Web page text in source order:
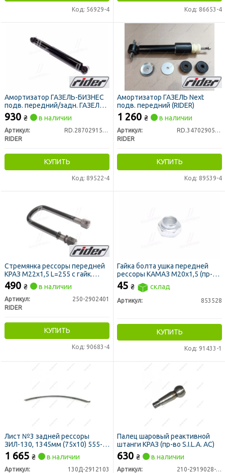
Код: 56929-4 Код: 86653-4
Амортизатор ГАЗЕЛЬ-БИЗНЕС
подв. передний/задн. ГАЗЕЛЬ
Next задн. (RIDER)
930 ₴ в наличии
Артикул:
RD.28702915004
RIDER
КУПИТЬ
Код: 89522-4
Амортизатор ГАЗЕЛЬ Next
подв. передний (RIDER)
1 260 ₴ в наличии
Артикул:
RD.34702905004
RIDER
КУПИТЬ
Код: 89539-4
Стремянка рессоры передней
КРАЗ М22х1,5 L=255 с гайк.
(RIDER)
490 ₴ в наличии
Артикул:
250-2902401
RIDER
КУПИТЬ
Код: 90683-4
Гайка болта ушка передней
рессоры КАМАЗ М20х1,5 (пр-во
Автонормаль ОАО, г.Белебей)
45 ₴ склад
Артикул: 853528
КУПИТЬ
Код: 91433-1
Лист №3 задней рессоры
ЗИЛ-130, 1345мм (75х10) 555-
2912103 (ЯРЗ)
1 665 ₴ в наличии
Артикул:
130Д-2912103
Палец шаровый реактивной
штанги КРАЗ (пр-во S.I.L.A. AC)
630 ₴ в наличии
Артикул:
210-2919028-20